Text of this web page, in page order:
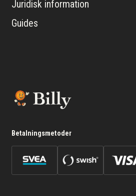
Juridisk information
Guides
Betalningsmetoder